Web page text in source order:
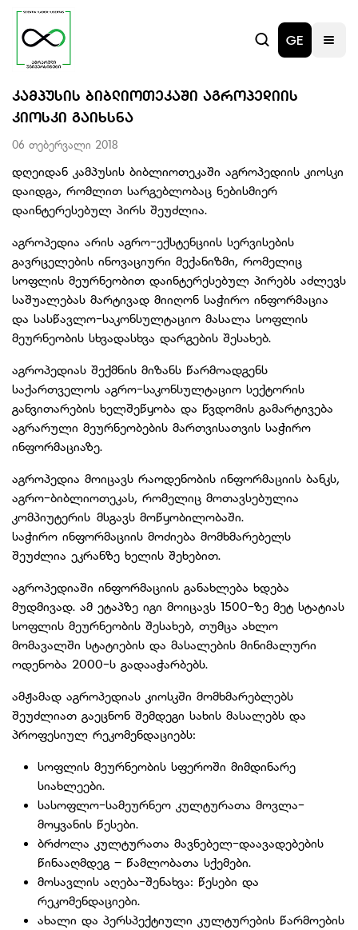
GE
ᲙᲐᲛᲞᲣᲡᲘᲡ ᲑᲘᲑᲚᲘᲝᲗᲔᲙᲐᲨᲘ ᲐᲒᲠᲝᲞᲔᲓᲘᲘᲡ
ᲙᲘᲝᲡᲙᲘ ᲒᲐᲘᲮᲡᲜᲐ
06 თებერვალი 2018
დღეიდან კამპუსის ბიბლიოთეკაში აგროპედიის კიოსკი
დაიდგა, რომლით სარგებლობაც ნებისმიერ
დაინტერესებულ პირს შეუძლია.
აგროპედია არის აგრო-ექსტენციის სერვისების
გავრცელების ინოვაციური მექანიზმი, რომელიც
სოფლის მეურნეობით დაინტერესებულ პირებს აძლევს
საშუალებას მარტივად მიიღონ საჭირო ინფორმაცია
და სასწავლო-საკონსულტაციო მასალა სოფლის
მეურნეობის სხვადასხვა დარგების შესახებ.
აგროპედიას შექმნის მიზანს წარმოადგენს
საქართველოს აგრო-საკონსულტაციო სექტორის
განვითარების ხელშეწყობა და წვდომის გამარტივება
აგრარული მეურნეობების მართვისათვის საჭირო
ინფორმაციაზე.
აგროპედია მოიცავს რაოდენობის ინფორმაციის ბანკს,
აგრო-ბიბლიოთეკას, რომელიც მოთავსებულია
კომპიუტერის მსგავს მოწყობილობაში.
საჭირო ინფორმაციის მოძიება მომხმარებელს
შეუძლია ეკრანზე ხელის შეხებით.
აგროპედიაში ინფორმაციის განახლება ხდება
მუდმივად. ამ ეტაპზე იგი მოიცავს 1500-ზე მეტ სტატიას
სოფლის მეურნეობის შესახებ, თუმცა ახლო
მომავალში სტატიების და მასალების მინიმალური
ოდენობა 2000-ს გადააჭარბებს.
ამჟამად აგროპედიას კიოსკში მომხმარებლებს
შეუძლიათ გაეცნონ შემდეგი სახის მასალებს და
პროფესიულ რეკომენდაციებს:
სოფლის მეურნეობის სფეროში მიმდინარე
სიახლეები.
სასოფლო-სამეურნეო კულტურათა მოვლა-
მოყვანის წესები.
ბრძოლა კულტურათა მავნებელ-დაავადებების
წინააღმდეგ – წამლობათა სქემები.
მოსავლის აღება-შენახვა: წესები და
რეკომენდაციები.
ახალი და პერსპექტიული კულტურების წარმოების